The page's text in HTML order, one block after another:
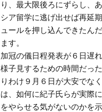
り、最大限後ろにずらし、
シア留学に逃げ出せば再延
ュールを押し込んできたん
ます。
加冠の儀日程発表が６日遅
様子見するための時間だっ
りわけ９月６日が大安でな
は、如何に紀子氏らが実際
をやらせる気がないのかを